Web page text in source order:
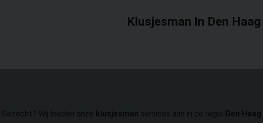
Klusjesman In Den Haag
Gezocht? Wij bieden onze klusjesman services aan in de regio Den Haag